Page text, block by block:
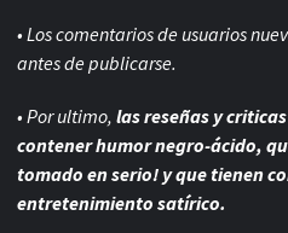
• Los comentarios de usuarios
antes de publicarse.
• Por ultimo, las reseñas y
contener humor negro-ácido,
tomado en serio! y que tienen
entretenimiento satírico.